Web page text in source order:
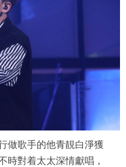
做歌手的他青靚白淨獲
時對着太太深情獻唱，